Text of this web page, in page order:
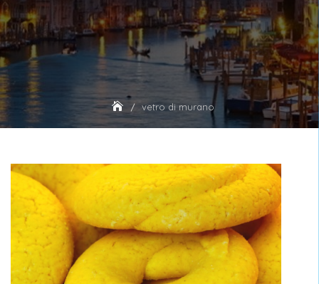
vetro di murano